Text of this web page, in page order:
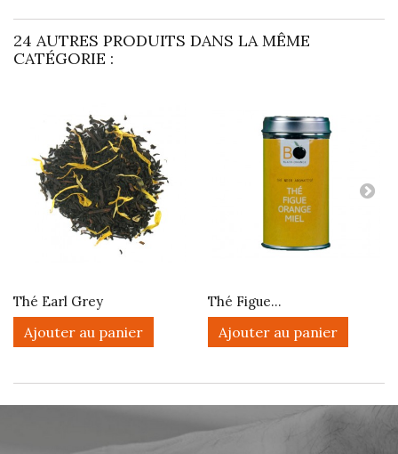
24 AUTRES PRODUITS DANS LA MÊME
CATÉGORIE :
Thé Earl Grey
Ajouter au panier
Thé Figue...
Ajouter au panier